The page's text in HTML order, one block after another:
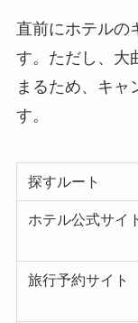
直前にホテルの
す。ただし、大
まるため、キャ
す。
探すルート
ホテル公式サイ
旅行予約サイト